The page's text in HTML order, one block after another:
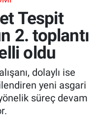
Tespit
2. toplantı
oldu
dolaylı ise
yeni asgari
süreç devam
Fikstür